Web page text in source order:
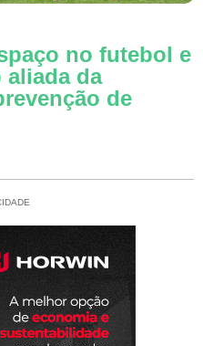
no futebol e
aliada da
de